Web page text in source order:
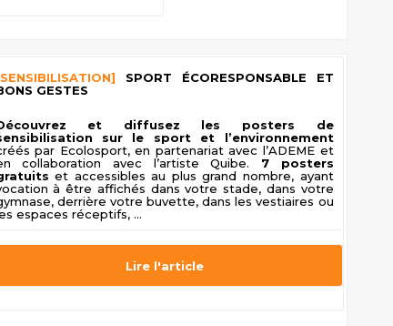
SPORT ÉCORESPONSABLE ET
GESTES
et diffusez les posters de
sur le sport et l’environnement
par Ecolosport, en partenariat avec l’ADEME et
collaboration avec l’artiste Quibe. 7 posters
et accessibles au plus grand nombre, ayant
à être affichés dans votre stade, dans votre
derrière votre buvette, dans les vestiaires ou
espaces réceptifs, ...
Lire l'article